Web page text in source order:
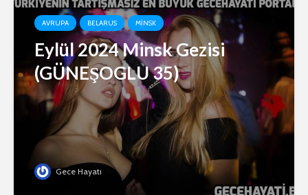
AVRUPA BELARUS MINSK
Eylül 2024 Minsk Gezisi
(GÜNEŞOGLU 35)
Gece Hayatı